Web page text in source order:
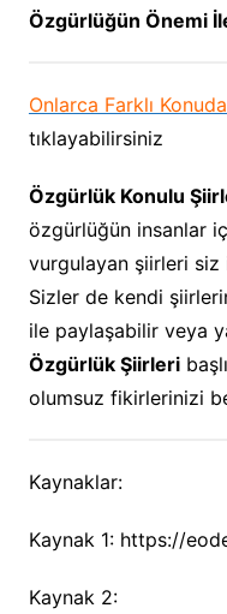
Özgürlüğün Önemi
Onlarca Farklı
tıklayabilirsiniz
Özgürlük Konulu
özgürlüğün insanlar
vurgulayan şiirleri siz
Sizler de kendi
ile paylaşabilir veya
Özgürlük Şiirleri
olumsuz fikirlerinizi
Kaynaklar:
Kaynak 1: https://
Kaynak 2: